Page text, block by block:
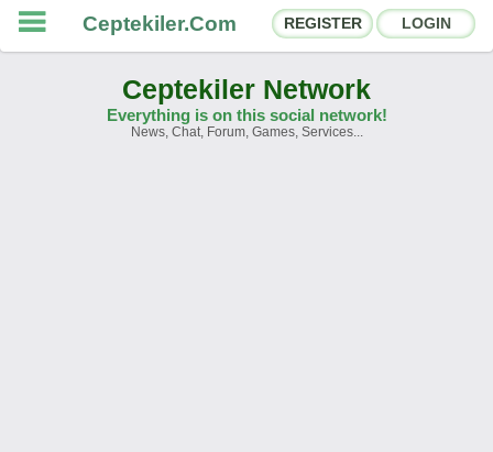
Ceptekiler.Com REGISTER LOGIN
Ceptekiler Network
Everything is on this social network!
News, Chat, Forum, Games, Services...